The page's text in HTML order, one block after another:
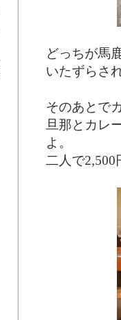
どっちが馬
いたずらさ
そのあとで
旦那とカレ
よ。
二人で2,500